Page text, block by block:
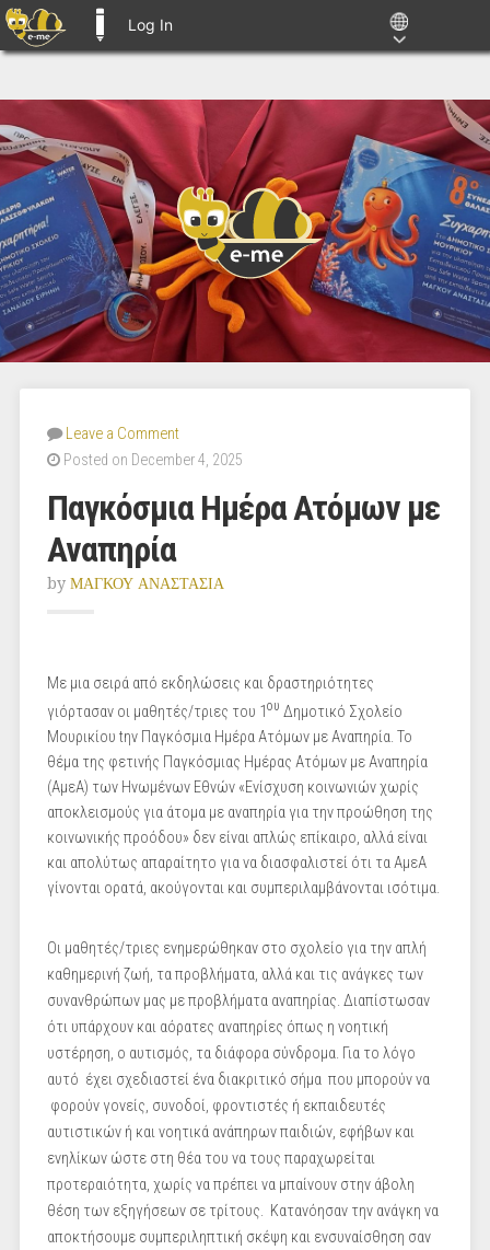
Log In
Leave a Comment
Posted on December 4, 2025
Παγκόσμια Ημέρα Ατόμων με
Αναπηρία
by ΜΑΓΚΟΥ ΑΝΑΣΤΑΣΙΑ
Με μια σειρά από εκδηλώσεις και δραστηριότητες
γιόρτασαν οι μαθητές/τριες του 1 ου Δημοτικό Σχολείο
Μουρικίου tην Παγκόσμια Ημέρα Ατόμων με Αναπηρία. Το
θέμα της φετινής Παγκόσμιας Ημέρας Ατόμων με Αναπηρία
(ΑμεΑ) των Ηνωμένων Εθνών «Ενίσχυση κοινωνιών χωρίς
αποκλεισμούς για άτομα με αναπηρία για την προώθηση της
κοινωνικής προόδου» δεν είναι απλώς επίκαιρο, αλλά είναι
και απολύτως απαραίτητο για να διασφαλιστεί ότι τα ΑμεΑ
γίνονται ορατά, ακούγονται και συμπεριλαμβάνονται ισότιμα.
Οι μαθητές/τριες ενημερώθηκαν στο σχολείο για την απλή
καθημερινή ζωή, τα προβλήματα, αλλά και τις ανάγκες των
συνανθρώπων μας με προβλήματα αναπηρίας. Διαπίστωσαν
ότι υπάρχουν και αόρατες αναπηρίες όπως η νοητική
υστέρηση, ο αυτισμός, τα διάφορα σύνδρομα. Για το λόγο
αυτό έχει σχεδιαστεί ένα διακριτικό σήμα που μπορούν να
φορούν γονείς, συνοδοί, φροντιστές ή εκπαιδευτές
αυτιστικών ή και νοητικά ανάπηρων παιδιών, εφήβων και
ενηλίκων ώστε στη θέα του να τους παραχωρείται
προτεραιότητα, χωρίς να πρέπει να μπαίνουν στην άβολη
θέση των εξηγήσεων σε τρίτους. Κατανόησαν την ανάγκη να
αποκτήσουμε συμπεριληπτική σκέψη και ενσυναίσθηση σαν